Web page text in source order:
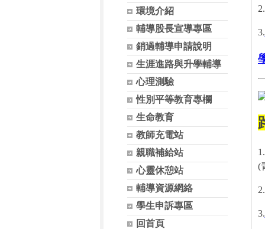
環境介紹
輔導股長宣導專區
銷過輔導申請說明
生涯進路與升學輔導
心理測驗
性別平等教育專欄
生命教育
教師充電站
親職補給站
心靈休憩站
輔導資源網絡
學生申訴專區
回首頁
3.
(
3.